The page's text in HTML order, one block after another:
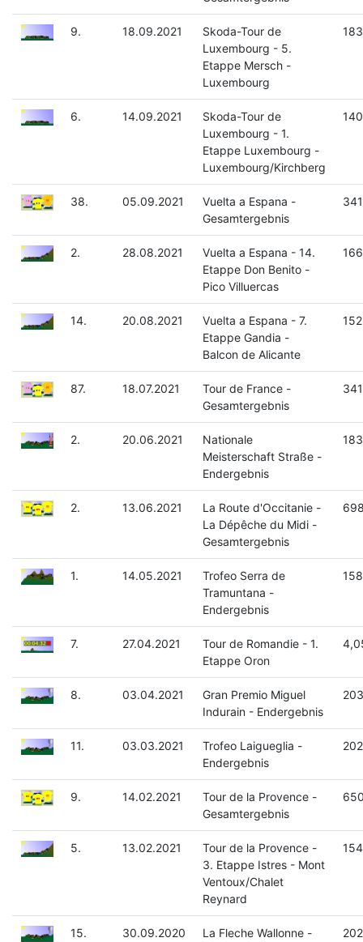
9. 18.09.2021
Skoda-Tour de
Luxembourg - 5.
Etappe Mersch -
Luxembourg
6. 14.09.2021
Skoda-Tour de
Luxembourg - 1.
Etappe Luxembourg -
Luxembourg/Kirchberg
38. 05.09.2021
Vuelta a Espana -
Gesamtergebnis
2. 28.08.2021
Vuelta a Espana - 14.
Etappe Don Benito -
Pico Villuercas
14. 20.08.2021
Vuelta a Espana - 7.
Etappe Gandia -
Balcon de Alicante
87. 18.07.2021
Tour de France -
Gesamtergebnis
2. 20.06.2021
Nationale
Meisterschaft Straße -
Endergebnis
2. 13.06.2021
La Route d'Occitanie -
La Dépêche du Midi -
Gesamtergebnis
1. 14.05.2021
Trofeo Serra de
Tramuntana -
Endergebnis
7. 27.04.2021
Tour de Romandie - 1.
Etappe Oron
8. 03.04.2021
Gran Premio Miguel
Indurain - Endergebnis
11. 03.03.2021
Trofeo Laigueglia -
Endergebnis
9. 14.02.2021
Tour de la Provence -
Gesamtergebnis
5. 13.02.2021
Tour de la Provence -
3. Etappe Istres - Mont
Ventoux/Chalet
Reynard
15. 30.09.2020
La Fleche Wallonne -